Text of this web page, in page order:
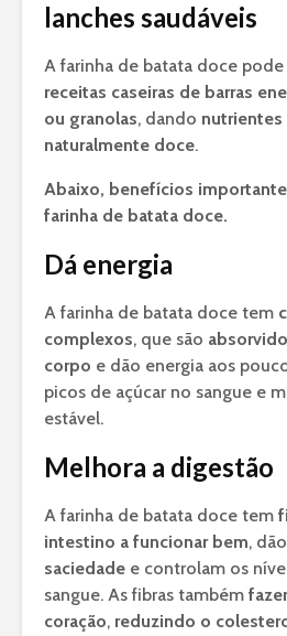
lanches saudáveis
A farinha de batata doce pode
receitas caseiras de barras
ou granolas, dando nutrientes
naturalmente doce.
Abaixo, benefícios
farinha de batata doce.
Dá energia
A farinha de batata doce tem
complexos, que são
corpo e dão energia aos
picos de açúcar no sangue e
estável.
Melhora a digestão
A farinha de batata doce tem
intestino a funcionar bem, dão
saciedade e controlam os
sangue. As fibras também
coração, reduzindo o